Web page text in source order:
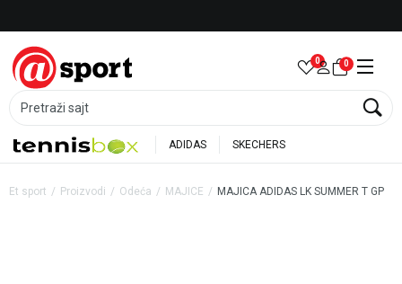
Pretraži sajt
0 0
ADIDAS SKECHERS
Et sport Proizvodi Odeća MAJICE MAJICA ADIDAS LK SUMMER T GP